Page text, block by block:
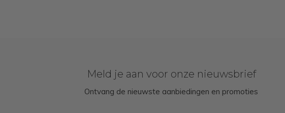
Meld je aan voor onze nieuwsbrief
Ontvang de nieuwste aanbiedingen en promoties